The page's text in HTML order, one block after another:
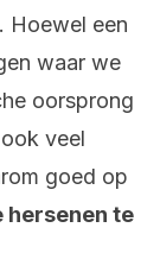
Hoewel een
waar we
oorsprong
veel
goed op
hersenen te